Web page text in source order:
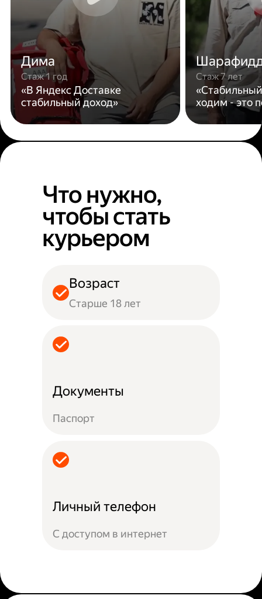
Дима
Стаж 1 год
«В Яндекс Доставке
стабильный доход»
Стаж 7 лет
ходим - это
Что нужно,
чтобы стать
курьером
Возраст
Старше 18 лет
Документы
Паспорт
Личный телефон
С доступом в интернет